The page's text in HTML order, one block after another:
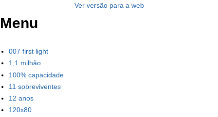
Ver versão para a web
Menu
007 first light
1,1 milhão
100% capacidade
11 sobreviventes
12 anos
120x80